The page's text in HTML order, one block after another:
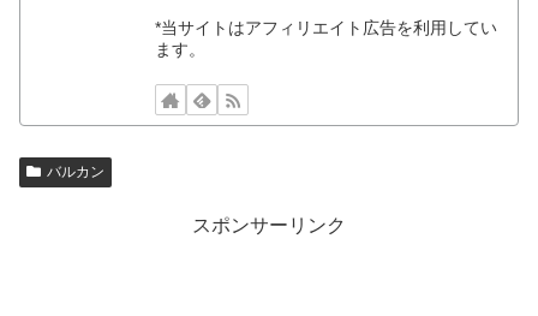
*当サイトはアフィリエイト広告を利用してい
ます。
バルカン
スポンサーリンク